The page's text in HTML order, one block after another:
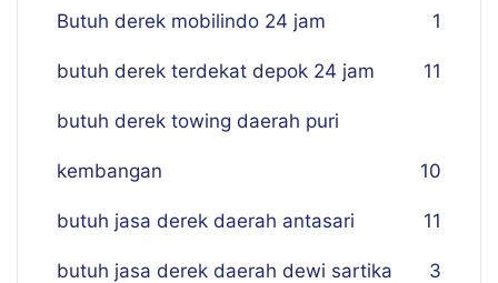
Butuh derek mobilindo 24 jam 1
butuh derek terdekat depok 24 jam 11
butuh derek towing daerah puri
kembangan 10
butuh jasa derek daerah antasari 11
butuh jasa derek daerah dewi sartika 3